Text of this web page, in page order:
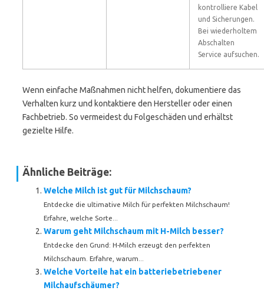
kontrolliere Kabel
und Sicherungen.
Bei wiederholtem
Abschalten
Service aufsuchen.
Wenn einfache Maßnahmen nicht helfen, dokumentiere das
Verhalten kurz und kontaktiere den Hersteller oder einen
Fachbetrieb. So vermeidest du Folgeschäden und erhältst
gezielte Hilfe.
Ähnliche Beiträge:
Welche Milch ist gut für Milchschaum?
Entdecke die ultimative Milch für perfekten Milchschaum!
Erfahre, welche Sorte...
Warum geht Milchschaum mit H-Milch besser?
Entdecke den Grund: H-Milch erzeugt den perfekten
Milchschaum. Erfahre, warum...
Welche Vorteile hat ein batteriebetriebener
Milchaufschäumer?